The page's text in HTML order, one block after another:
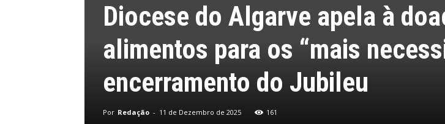
Diocese do Algarve apela à
alimentos para os “mais
encerramento do Jubileu
Por Redação - 11 de Dezembro de 2025 161